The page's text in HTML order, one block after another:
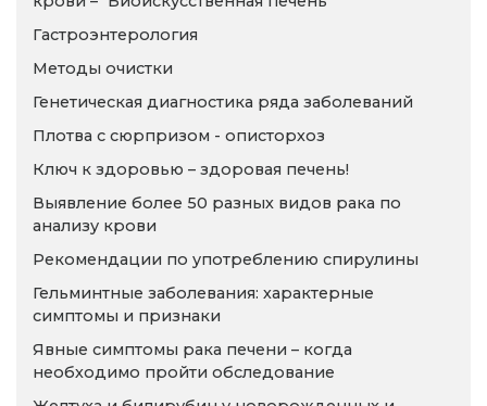
Гастроэнтерология
Методы очистки
Генетическая диагностика ряда заболеваний
Плотва с сюрпризом - описторхоз
Ключ к здоровью – здоровая печень!
Выявление более 50 разных видов рака по
анализу крови
Рекомендации по употреблению спирулины
Гельминтные заболевания: характерные
симптомы и признаки
Явные симптомы рака печени – когда
необходимо пройти обследование